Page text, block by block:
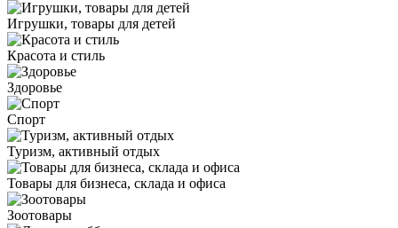
Игрушки, товары для детей
Красота и стиль
Здоровье
Спорт
Туризм, активный отдых
Товары для бизнеса, склада и офиса
Зоотовары